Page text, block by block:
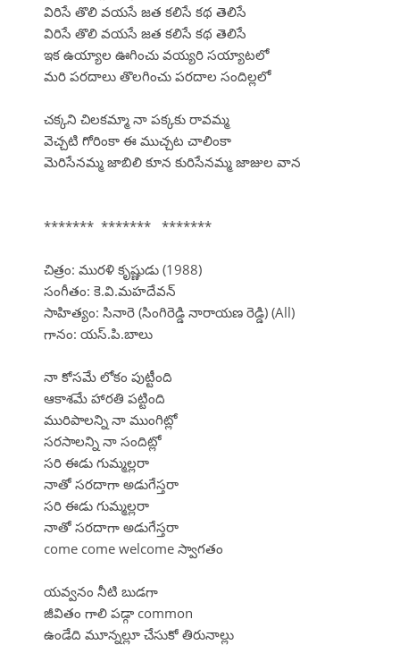
విరిసే తొలి వయసే జత కలిసే కథ తెలిసే
విరిసే తొలి వయసే జత కలిసే కథ తెలిసే
ఇక ఉయ్యాల ఊగించు వయ్యరి సయ్యాటలో
మరి పరదాలు తొలగించు పరదాల సందిల్లలో
చక్కని చిలకమ్మా నా పక్కకు రావమ్మ
వెచ్చటి గోరింకా ఈ ముచ్చట చాలింకా
మెరిసేనమ్మ జాబిలి కూన కురిసేనమ్మ జాజుల వాన
******* ******* *******
చిత్రం: మురళి కృష్ణుడు (1988)
సంగీతం: కె.వి.మహదేవన్
సాహిత్యం: సినారె (సింగిరెడ్డి నారాయణ రెడ్డి) (All)
గానం: యస్.పి.బాలు
నా కోసమే లోకం పుట్టీంది
ఆకాశమే హారతి పట్టింది
మురిపాలన్ని నా ముంగిట్లో
సరసాలన్ని నా సందిట్లో
సరి ఈడు గుమ్మల్లరా
నాతో సరదాగా అడుగేస్తరా
సరి ఈడు గుమ్మల్లరా
నాతో సరదాగా అడుగేస్తరా
come come welcome స్వాగతం
యవ్వనం నీటి బుడగా
జీవితం గాలి పడ్గా common
ఉండేది మూన్నల్లూ చేసుకో తిరునాల్లు